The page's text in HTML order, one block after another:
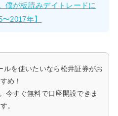
僕が板読みデイトレードに
2017年】
ルを使いたいなら松井証券がお
め！
。今すぐ無料で口座開設できま
す。